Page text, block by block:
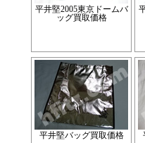
平井堅2005東京ドームバ
ッグ買取価格
平井堅バッグ買取価格